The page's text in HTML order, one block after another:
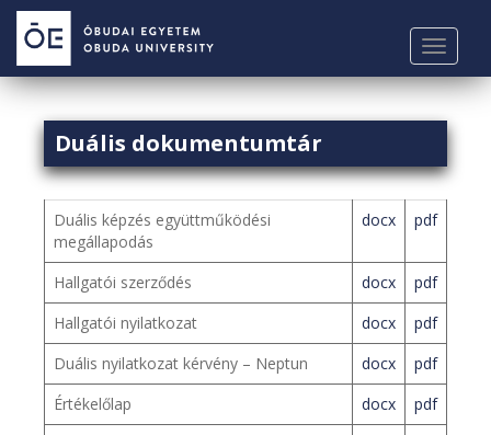
p
Duális dokumentumtár
Duális képzés együttműködési
megállapodás
docx pdf
Hallgatói szerződés docx
pdf
Hallgatói nyilatkozat
docx
pdf
Duális nyilatkozat kérvény – Neptun
docx
pdf
Értékelőlap
docx
pdf